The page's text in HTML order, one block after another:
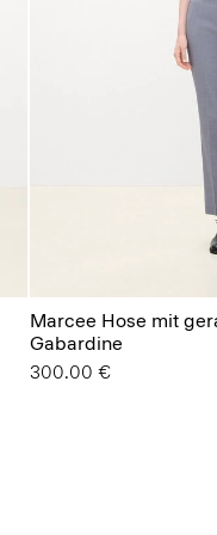
Marcee Hose mit
Gabardine
300.00 €